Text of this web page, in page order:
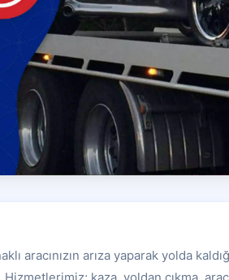
arıza yaparak yolda